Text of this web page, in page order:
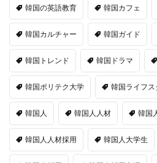
韓国の英語教育 韓国カフェ
韓国カルチャー 韓国ガイド
韓国トレンド 韓国ドラマ
韓国ポリテク大学 韓国ライフス
韓国人 韓国人人材 韓国
韓国人人材採用 韓国人大学生